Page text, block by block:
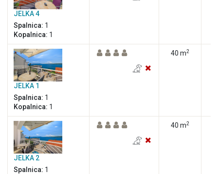
JELKA 4
Spalnica: 1
Kopalnica: 1
JELKA 1
Spalnica: 1
Kopalnica: 1
40 m2
JELKA 2
Spalnica: 1
40 m2